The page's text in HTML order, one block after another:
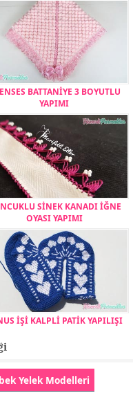
BATTANİYE 3 BOYUTLU
YAPIMI
SİNEK KANADI İĞNE
OYASI YAPIMI
İŞİ KALPLİ PATİK YAPILIŞI
Yelek Modelleri